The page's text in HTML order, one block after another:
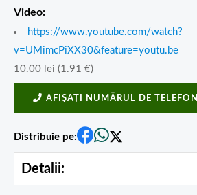
Video:
https://www.youtube.com/watch?
v=UMimcPiXX30&feature=youtu.be
10.00 lei (1.91 €)
AFIȘAȚI NUMĂRUL DE TELEFON
Distribuie pe:
Detalii: